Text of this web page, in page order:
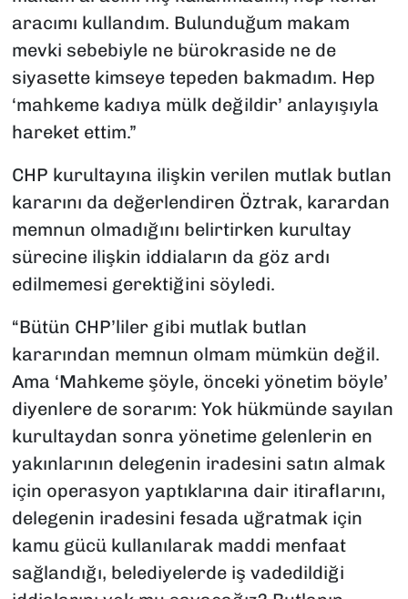
aracımı kullandım. Bulunduğum makam
mevki sebebiyle ne bürokraside ne de
siyasette kimseye tepeden bakmadım. Hep
‘mahkeme kadıya mülk değildir’ anlayışıyla
hareket ettim.”
CHP kurultayına ilişkin verilen mutlak butlan
kararını da değerlendiren Öztrak, karardan
memnun olmadığını belirtirken kurultay
sürecine ilişkin iddiaların da göz ardı
edilmemesi gerektiğini söyledi.
“Bütün CHP’liler gibi mutlak butlan
kararından memnun olmam mümkün değil.
Ama ‘Mahkeme şöyle, önceki yönetim böyle’
diyenlere de sorarım: Yok hükmünde sayılan
kurultaydan sonra yönetime gelenlerin en
yakınlarının delegenin iradesini satın almak
için operasyon yaptıklarına dair itiraflarını,
delegenin iradesini fesada uğratmak için
kamu gücü kullanılarak maddi menfaat
sağlandığı, belediyelerde iş vadedildiği